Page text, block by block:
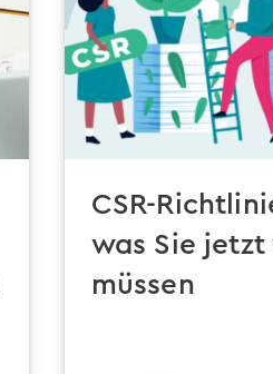
CSR-
was Sie jetzt
müssen